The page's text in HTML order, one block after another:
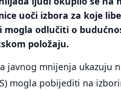
uoči izbora za koje
mogla odlučiti o
položaju.
javnog mnijenja ukazuju
mogla pobijediti na